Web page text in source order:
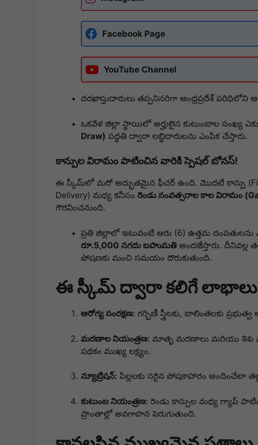
Facebook Page
YouTube Channel
దరఖాస్తుదారులు తప్పనిసరిగా ఆంధ్రప్రదేశ్
ఒకవేళ జిల్లా స్థాయిలో అర్హులైన కుటుంబాల సంఖ్య
Draw) పద్ధతి ద్వారా లబ్ధిదారులను ఎంపిక చేస్తారు.
కాన్పుల విరామం పాటించిన వారికి స్పెషల్ బోనస్!
ఈ స్కీమ్‌లో మరో అద్భుతమైన ఫీచర్ ఉంది. మొదటి కాన్పు
Delivery) మధ్య కనీసం రెండు సంవత్సరాల కాల విరామం
గౌరవించనుంది.
ప్రతి జిల్లాలో ఇటువంటి ఆరు (6) ఉత్తమ
రూ.5,000 నగదు బహుమతిఅందజేస్తారు. దీనివల్ల
పోషణకు మంచి సమయం దొరుకుతుంది.
ఈ స్కీమ్ ద్వారా కలిగే లాభాలు
ఆరోగ్య సంరక్షణ: గర్భిణీ స్త్రీలకు, బాలింతలకు
మరణాల నియంత్రణ: మాతృ మరణాలు మరియు శిశు
పథకం ముఖ్య లక్ష్యం.
న్యూట్రిషన్: పిల్లలకు సరైన పోషకాహారం అందించేలా
కుటుంబ నియంత్రణ: రెండు కాన్పుల మధ్య గ్యాప్
ప్రాంతాల్లో అవగాహన పెరుగుతుంది.